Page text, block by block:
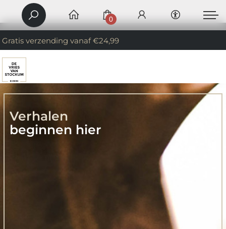
Gratis verzending vanaf €24,99
0
Verhalen
beginnen hier